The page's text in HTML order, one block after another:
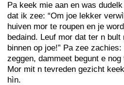
Pa keek mie aan en was
dat ik zee: “Om joe lekker
huiven mor te roupen en je
bedaind. Leuf mor dat ter n
binnen op joe!” Pa zee
zeggen, dammeet begunt e
Mor mit n tevreden gezicht
hìn.